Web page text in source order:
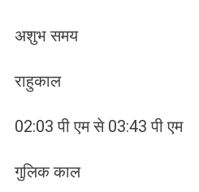
अशुभ समय
राहुकाल
02:03 पी एम से 03:43 पी एम
गुलिक काल